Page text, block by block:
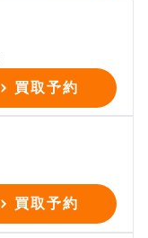
買取予約
買取予約